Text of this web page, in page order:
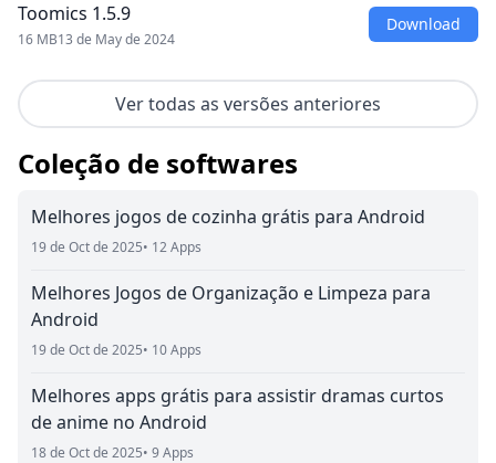
Toomics 1.5.9
16 MB13 de May de 2024
Download
Ver todas as versões anteriores
Coleção de softwares
Melhores jogos de cozinha grátis para Android
19 de Oct de 2025• 12 Apps
Melhores Jogos de Organização e Limpeza para
Android
19 de Oct de 2025• 10 Apps
Melhores apps grátis para assistir dramas curtos
de anime no Android
18 de Oct de 2025• 9 Apps